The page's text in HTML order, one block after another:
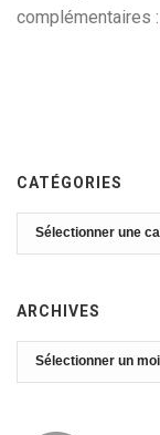
complémentaires :
CATÉGORIES
Catégories
ARCHIVES
Archives